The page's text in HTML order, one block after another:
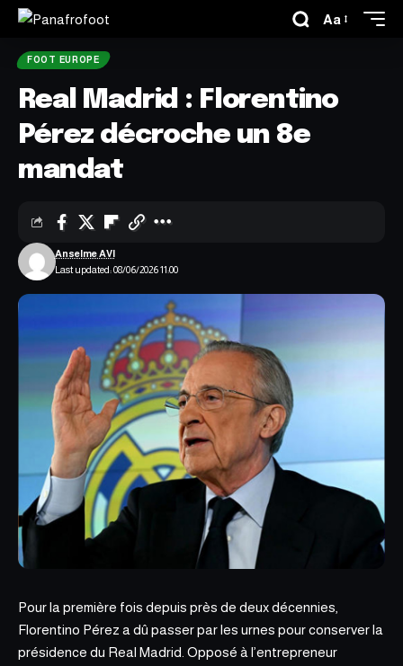
Aa
FOOT EUROPE
Real Madrid : Florentino
Pérez décroche un 8e
mandat
Last updated: 08/06/2026 11:00
Anselme AVI
Pour la première fois depuis près de deux décennies,
Florentino Pérez a dû passer par les urnes pour conserver la
présidence du Real Madrid. Opposé à l’entrepreneur